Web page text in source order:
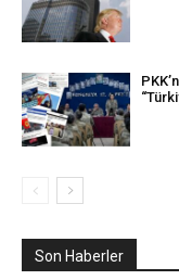
Son Haberler